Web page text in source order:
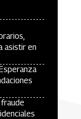
asistir en